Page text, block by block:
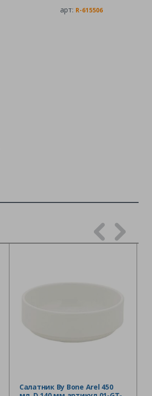
арт: R-615506
Салатник By Bone Arel 450